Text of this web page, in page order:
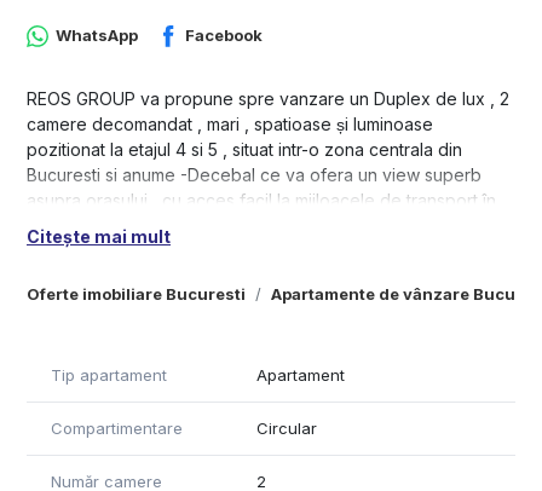
Oferte imobiliare Bucuresti Apartamente de vânzare
WhatsApp Facebook
REOS GROUP va propune spre vanzare un Duplex de lux , 2
camere decomandat , mari , spatioase și luminoase
pozitionat la etajul 4 si 5 , situat intr-o zona centrala din
Bucuresti si anume -Decebal ce va ofera un view superb
asupra orasului , cu acces facil la mijloacele de transport în
comun, magazine, restaurante , cafenele , parcuri, etc
persoane fizice.
și amenajări moderne cu o suprafață totală utilă de 73 mp.
Apartamentul este pe 2 nivele având camere spațioase,
luminoase. Livingul este open space unit cu bucătăria unde
De la intrarea în apartament se accesează o baie cu mobilier
Citește mai mult
Tip apartament Apartament
Compartimentare Circular
Număr camere 2